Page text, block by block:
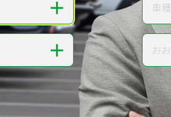
＋ 車種 車
＋ 走行距離 お
無料で査定する